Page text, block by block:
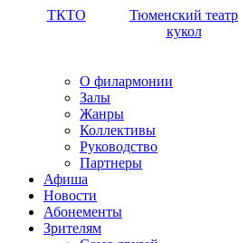
ТКТО
Тюменский театр
кукол
О филармонии
Залы
Жанры
Коллективы
Руководство
Партнеры
Афиша
Новости
Абонементы
Зрителям